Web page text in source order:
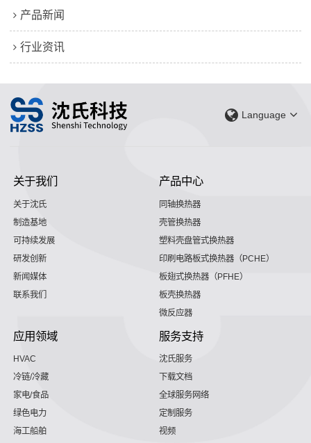
产品新闻
行业资讯
Language
关于我们
关于沈氏
制造基地
可持续发展
研发创新
新闻媒体
联系我们
产品中心
同轴换热器
壳管换热器
塑料壳盘管式换热器
印刷电路板式换热器（PCHE）
板翅式换热器（PFHE）
板壳换热器
微反应器
应用领域
HVAC
冷链/冷藏
家电/食品
绿色电力
海工船舶
服务支持
沈氏服务
下载文档
全球服务网络
定制服务
视频